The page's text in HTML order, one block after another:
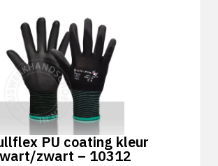
PU coating kleur
zwart – 10312